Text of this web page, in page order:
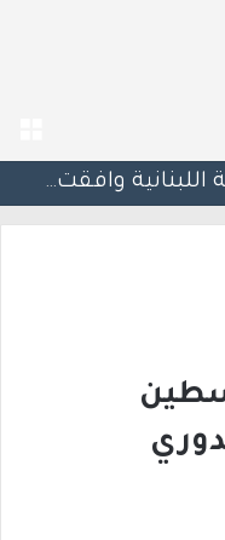
بزشكيان يلوّح بالاستقالة للضغط نحو اتفاق مع واشنطن